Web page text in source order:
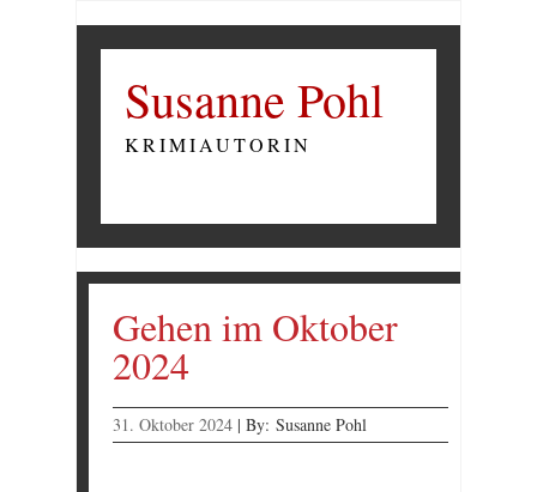
Susanne Pohl
KRIMIAUTORIN
Gehen im Oktober
2024
31. Oktober 2024 | By: Susanne Pohl